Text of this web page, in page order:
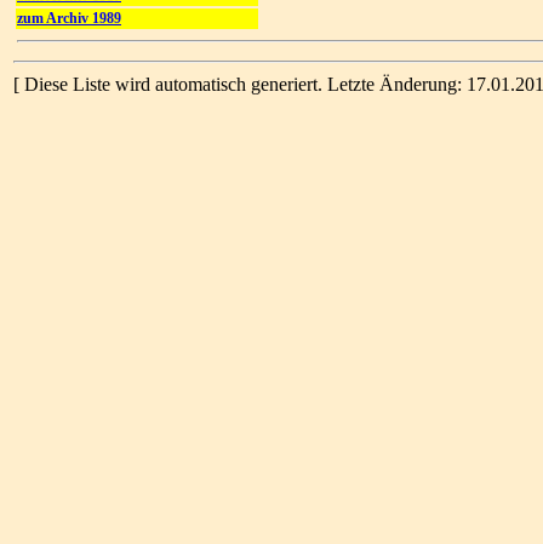
zum Archiv 1989
[ Diese Liste wird automatisch generiert. Letzte Änderung: